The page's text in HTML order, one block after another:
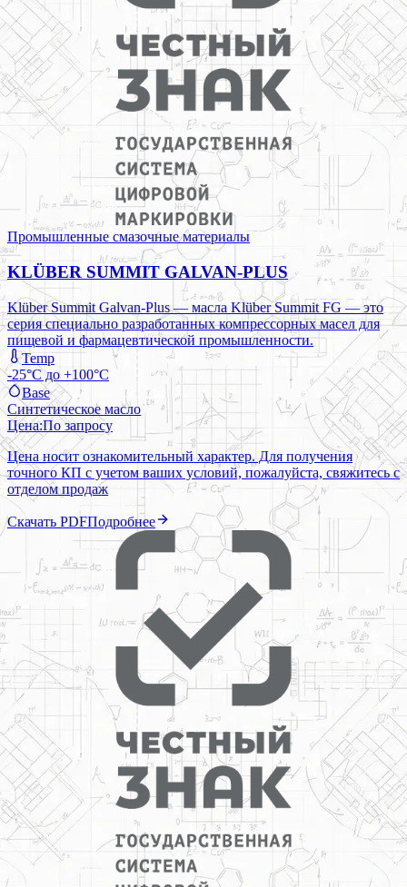
Промышленные смазочные материалы
KLÜBER SUMMIT GALVAN-PLUS
Klüber Summit Galvan-Plus — масла Klüber Summit FG — это
серия специально разработанных компрессорных масел для
пищевой и фармацевтической промышленности.
Temp
-25°C до +100°C
Base
Синтетическое масло
Цена:По запросу
Цена носит ознакомительный характер. Для получения
точного КП с учетом ваших условий, пожалуйста, свяжитесь с
отделом продаж
Скачать PDFПодробнее